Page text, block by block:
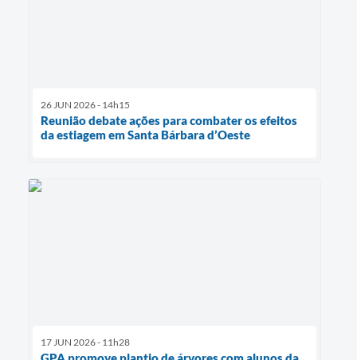
26 JUN 2026 - 14h15
Reunião debate ações para combater os efeitos
da estiagem em Santa Bárbara d’Oeste
17 JUN 2026 - 11h28